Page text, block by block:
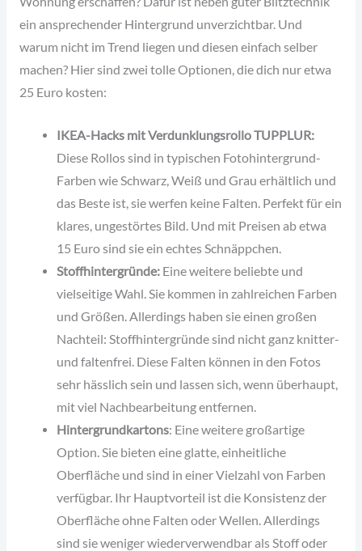
ein ansprechender Hintergrund unverzichtbar. Und
warum nicht im Trend liegen und diesen einfach selber
machen? Hier sind zwei tolle Optionen, die dich nur etwa
25 Euro kosten:
IKEA-Hacks mit Verdunklungsrollo TUPPLUR:
Diese Rollos sind in typischen Fotohintergrund-
Farben wie Schwarz, Weiß und Grau erhältlich und
das Beste ist, sie werfen keine Falten. Perfekt für ein
klares, ungestörtes Bild. Und mit Preisen ab etwa
15 Euro sind sie ein echtes Schnäppchen.
Stoffhintergründe: Eine weitere beliebte und
vielseitige Wahl. Sie kommen in zahlreichen Farben
und Größen. Allerdings haben sie einen großen
Nachteil: Stoffhintergründe sind nicht ganz knitter-
und faltenfrei. Diese Falten können in den Fotos
sehr hässlich sein und lassen sich, wenn überhaupt,
mit viel Nachbearbeitung entfernen.
Hintergrundkartons: Eine weitere großartige
Option. Sie bieten eine glatte, einheitliche
Oberfläche und sind in einer Vielzahl von Farben
verfügbar. Ihr Hauptvorteil ist die Konsistenz der
Oberfläche ohne Falten oder Wellen. Allerdings
sind sie weniger wiederverwendbar als Stoff oder